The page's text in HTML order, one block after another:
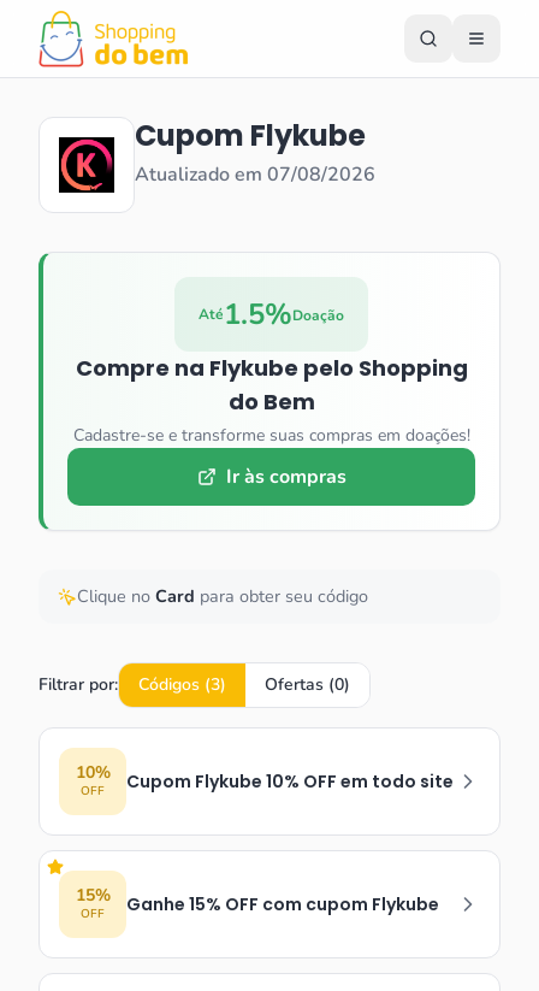
Cupom Flykube
Atualizado em 07/08/2026
Até1.5%Doação
Compre na Flykube pelo Shopping
do Bem
Cadastre-se e transforme suas compras em doações!
Ir às compras
Clique no Card para obter seu código
Filtrar por: Códigos (3) Ofertas (0)
10%
OFF Cupom Flykube 10% OFF em todo site
15%
OFF Ganhe 15% OFF com cupom Flykube